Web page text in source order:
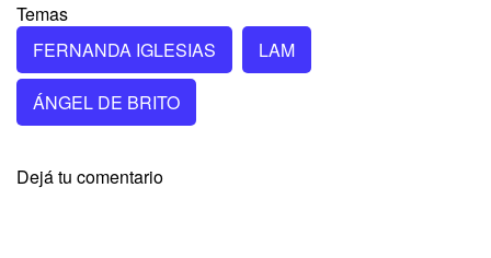
Temas
FERNANDA IGLESIAS
LAM
ÁNGEL DE BRITO
Dejá tu comentario